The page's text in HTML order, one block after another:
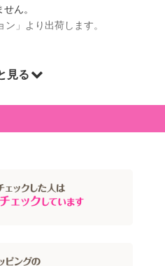
ん。
」より出荷します。
見る